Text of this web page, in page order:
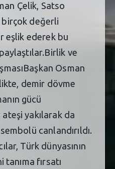
Çelik, Satso
birçok değerli
eşlik ederek bu
ve
Osman
demir dövme
gücü
yakılarak da
canlandırıldı.
Türk dünyasının
fırsatı